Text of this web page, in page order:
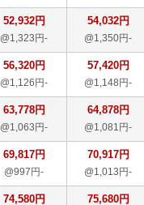
52,932円
@1,323円-
54,032円
@1,350円-
56,320円
@1,126円-
57,420円
@1,148円-
63,778円
@1,063円-
64,878円
@1,081円-
69,817円
@997円-
70,917円
@1,013円-
74,580円 75,680円